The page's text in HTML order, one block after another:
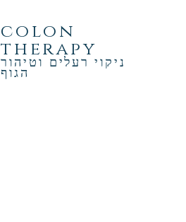
colon
therapy
ניקוי רעלים וטיהור
הגוף